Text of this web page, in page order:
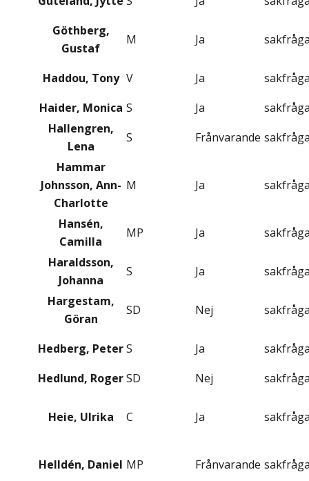
Göthberg,
Gustaf
M Ja
Haddou, Tony V Ja
Haider, Monica S Ja
Hallengren,
Lena
S Frånvarande
Hammar
Johnsson, Ann-
Charlotte
M Ja
Hansén,
Camilla
MP Ja
Haraldsson,
Johanna
S Ja
Hargestam,
Göran
SD Nej
Hedberg, PeterS Ja
Hedlund, RogerSD Nej
Heie, Ulrika C Ja
Helldén, Daniel MP Frånvarande